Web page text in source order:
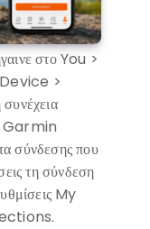
στο You >
>
Garmin
σύνδεσης που
τη σύνδεση
My